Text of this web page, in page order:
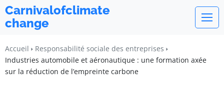
Carnivalofclimate
change
Accueil
Responsabilité sociale des entreprises
Industries automobile et aéronautique : une formation axée
sur la réduction de l’empreinte carbone